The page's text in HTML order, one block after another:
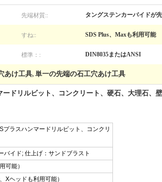
先端材質:: タングステンカーバイドが
すね:: SDS Plus、Maxも利用可能
標準：: DIN8035またはANSI
あけ工具, 単一の先端の石工穴あけ工具
ドリルビット、コンクリート、硬石、大理石、
ラスハンマードリルビット、コンクリ
イド; 仕上げ：サンドブラスト
可能）
Xヘッドも利用可能）